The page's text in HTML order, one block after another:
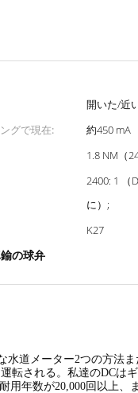
開いた/近
グで現在:
約450 mA
1.8 NM（
2400: 1 （
に）;
K27
の球弁
道メーター2つの方法
転される。私達のDCは
年数が20,000回以上、